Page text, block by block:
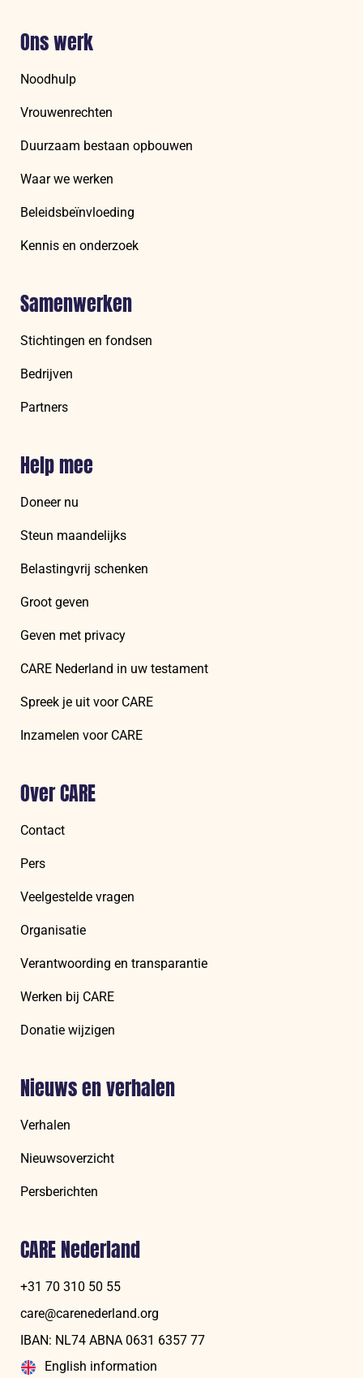
Ons werk
Noodhulp
Vrouwenrechten
Duurzaam bestaan opbouwen
Waar we werken
Beleidsbeïnvloeding
Kennis en onderzoek
Samenwerken
Stichtingen en fondsen
Bedrijven
Partners
Help mee
Doneer nu
Steun maandelijks
Belastingvrij schenken
Groot geven
Geven met privacy
CARE Nederland in uw testament
Spreek je uit voor CARE
Inzamelen voor CARE
Over CARE
Contact
Pers
Veelgestelde vragen
Organisatie
Verantwoording en transparantie
Werken bij CARE
Donatie wijzigen
Nieuws en verhalen
Verhalen
Nieuwsoverzicht
Persberichten
CARE Nederland
+31 70 310 50 55
care@carenederland.org
IBAN: NL74 ABNA 06‍31 6‍357‍ 77
English information